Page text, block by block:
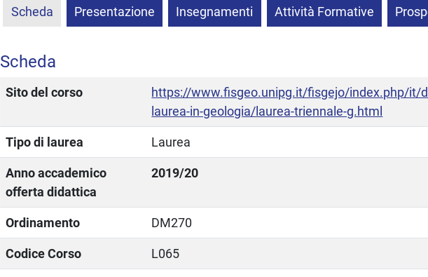
Scheda Presentazione Insegnamenti Attività Formative
Scheda
Sito del corso
https://www.fisgeo.unipg.it/fisgejo/index.php/it/
laurea-in-geologia/laurea-triennale-g.html
Tipo di laurea Laurea
Anno accademico
offerta didattica
2019/20
Ordinamento DM270
Codice Corso L065